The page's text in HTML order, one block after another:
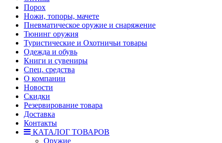
Порох
Ножи, топоры, мачете
Пневматическое оружие и снаряжение
Тюнинг оружия
Туристические и Охотничьи товары
Одежда и обувь
Книги и сувениры
Спец. средства
О компании
Новости
Скидки
Резервирование товара
Доставка
Контакты
КАТАЛОГ ТОВАРОВ
Оружие